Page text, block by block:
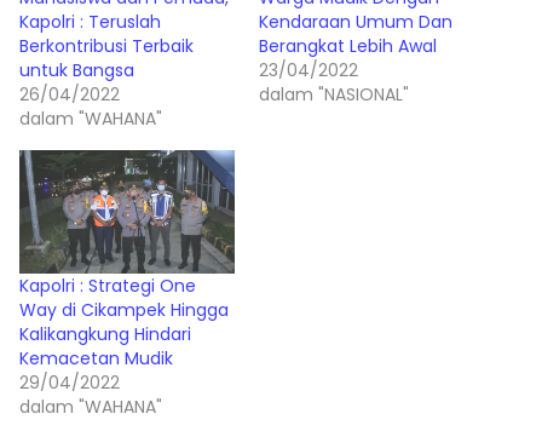
Kapolri : Teruslah
Berkontribusi Terbaik
untuk Bangsa
26/04/2022
dalam "WAHANA"
Kendaraan Umum Dan
Berangkat Lebih Awal
23/04/2022
dalam "NASIONAL"
Kapolri : Strategi One
Way di Cikampek Hingga
Kalikangkung Hindari
Kemacetan Mudik
29/04/2022
dalam "WAHANA"